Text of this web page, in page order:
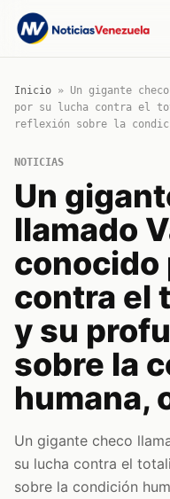
Inicio » Un gigante
por su lucha contra el
reflexión sobre la
NOTICIAS
Un
llamado
conocido
contra el
y su
sobre la
humana,
Un gigante checo
su lucha contra el
sobre la condición